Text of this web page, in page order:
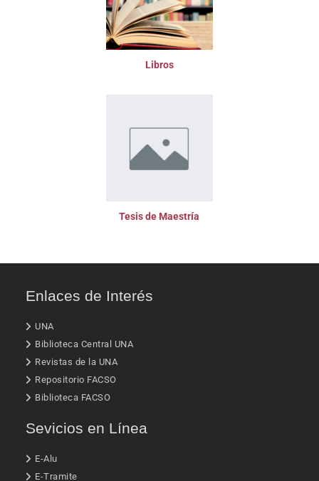
Libros
Tesis de Maestría
Enlaces de Interés
UNA
Biblioteca Central UNA
Revistas de la UNA
Repositorio FACSO
Biblioteca FACSO
Sevicios en Línea
E-Alu
E-Tramite